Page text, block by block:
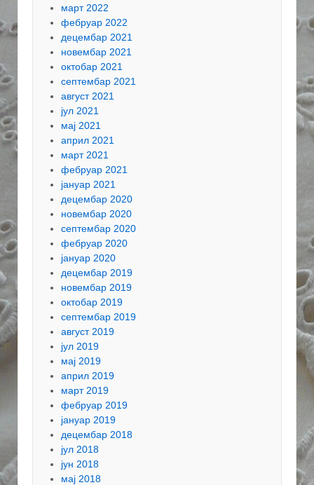
март 2022
фебруар 2022
децембар 2021
новембар 2021
октобар 2021
септембар 2021
август 2021
јул 2021
мај 2021
април 2021
март 2021
фебруар 2021
јануар 2021
децембар 2020
новембар 2020
септембар 2020
фебруар 2020
јануар 2020
децембар 2019
новембар 2019
октобар 2019
септембар 2019
август 2019
јул 2019
мај 2019
април 2019
март 2019
фебруар 2019
јануар 2019
децембар 2018
јул 2018
јун 2018
мај 2018